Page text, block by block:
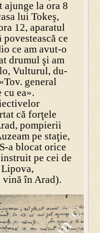
ajunge la ora 8
lui Tokeş,
12, aparatul
ce
ce am avut-o
drumul şi am
Vulturul, du-
general
cu ea».
că forţele
pompierii
pe staţie,
a blocat orice
pe cei de
în Arad).